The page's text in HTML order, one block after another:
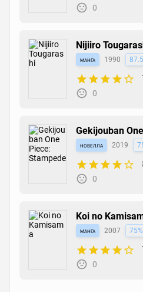
0
Nijiiro
манга 1990
0
Gekijouban
новелла 2019
0
Koi no
манга 2007 75%
0